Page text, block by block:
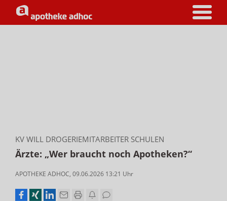
KV WILL DROGERIEMITARBEITER SCHULEN
Ärzte: „Wer braucht noch Apotheken?“
APOTHEKE ADHOC, 09.06.2026 13:21 Uhr